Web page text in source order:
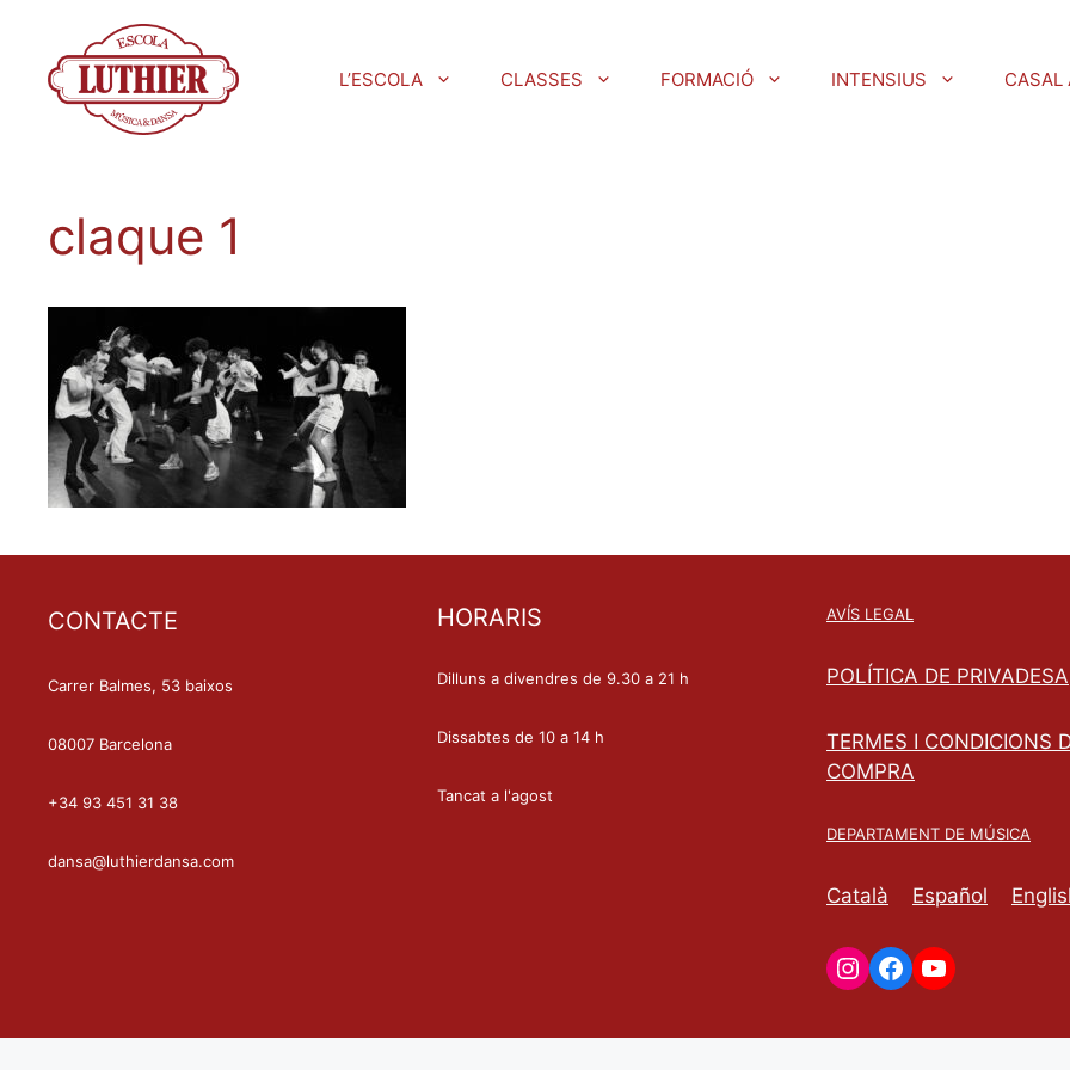
L’ESCOLA CLASSES FORMACIÓ INTENSIUS CASAL
claque 1
CONTACTE
Carrer Balmes, 53 baixos
08007 Barcelona
+34 93 451 31 38
dansa@luthierdansa.com
HORARIS
Dilluns a divendres de 9.30 a 21 h
Dissabtes de 10 a 14 h
Tancat a l'agost
AVÍS LEGAL
POLÍTICA DE PRIVADESA
TERMES I CONDICIONS
COMPRA
DEPARTAMENT DE MÚSICA
Català Español